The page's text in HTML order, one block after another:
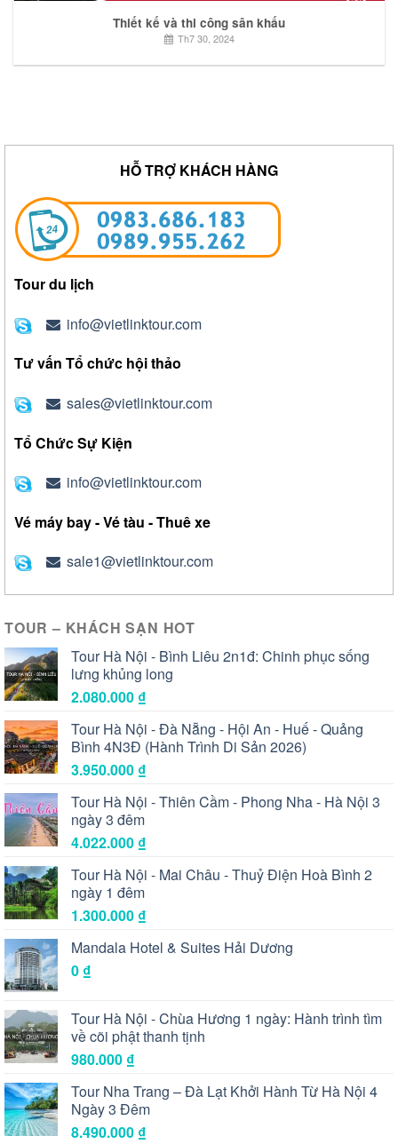
Thiết kế và thi công sân khấu
Th7 30, 2024
HỖ TRỢ KHÁCH HÀNG
Tour du lịch
info@vietlinktour.com
Tư vấn Tổ chức hội thảo
sales@vietlinktour.com
Tổ Chức Sự Kiện
info@vietlinktour.com
Vé máy bay - Vé tàu - Thuê xe
sale1@vietlinktour.com
TOUR – KHÁCH SẠN HOT
Tour Hà Nội - Bình Liêu 2n1đ: Chinh phục sống
lưng khủng long
2.080.000 ₫
Tour Hà Nội - Đà Nẵng - Hội An - Huế - Quảng
Bình 4N3Đ (Hành Trình Di Sản 2026)
3.950.000 ₫
Tour Hà Nội - Thiên Cầm - Phong Nha - Hà Nội 3
ngày 3 đêm
4.022.000 ₫
Tour Hà Nội - Mai Châu - Thuỷ Điện Hoà Bình 2
ngày 1 đêm
1.300.000 ₫
Mandala Hotel & Suites Hải Dương
0 ₫
Tour Hà Nội - Chùa Hương 1 ngày: Hành trình tìm
về cõi phật thanh tịnh
980.000 ₫
Tour Nha Trang – Đà Lạt Khởi Hành Từ Hà Nội 4
Ngày 3 Đêm
8.490.000 ₫